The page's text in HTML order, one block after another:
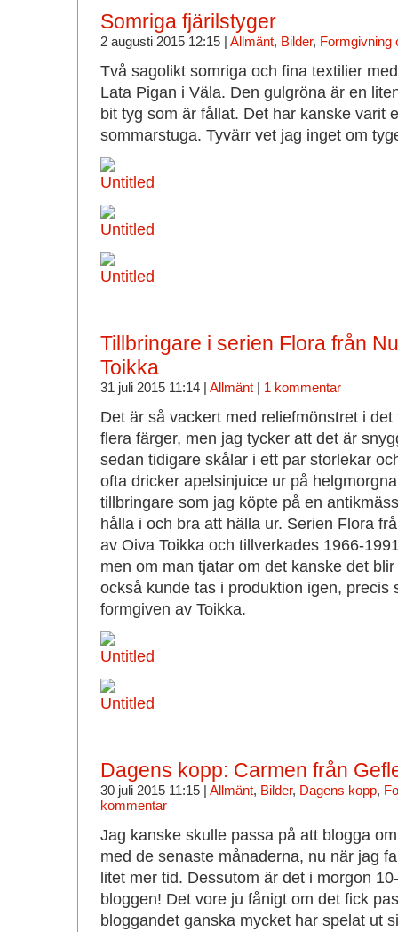
Somriga fjärilstyger
2 augusti 2015 12:15 | Allmänt, Bilder, Formgivning
Två sagolikt somriga och fina textilier
Lata Pigan i Väla. Den gulgröna är en
bit tyg som är fållat. Det har kanske varit
sommarstuga. Tyvärr vet jag inget om
Tillbringare i serien Flora från
Toikka
31 juli 2015 11:14 | Allmänt| 1 kommentar
Det är så vackert med reliefmönstret i
flera färger, men jag tycker att det är
sedan tidigare skålar i ett par storlekar
ofta dricker apelsinjuice ur på
tillbringare som jag köpte på en
hålla i och bra att hälla ur. Serien Flora
av Oiva Toikka och tillverkades 1966-
men om man tjatar om det kanske det
också kunde tas i produktion igen, precis
formgiven av Toikka.
Dagens kopp: Carmen från
30 juli 2015 11:15 | Allmänt, Bilder, Dagens kopp,
kommentar
Jag kanske skulle passa på att blogga
med de senaste månaderna, nu när jag
litet mer tid. Dessutom är det i morgon
bloggen! Det vore ju fånigt om det fick
bloggandet ganska mycket har spelat ut